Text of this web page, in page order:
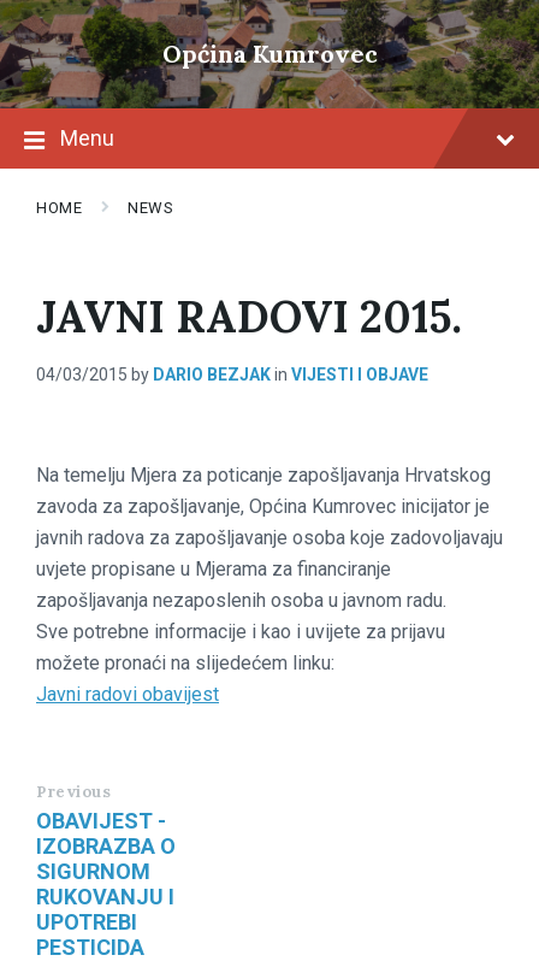
Skip
to
content
Skip
to
main
navigation
Skip
to
footer
Općina Kumrovec
Menu
HOME NEWS
JAVNI RADOVI 2015.
04/03/2015 by DARIO BEZJAKin VIJESTI I OBJAVE
Na temelju Mjera za poticanje zapošljavanja Hrvatskog
zavoda za zapošljavanje, Općina Kumrovec inicijator je
javnih radova za zapošljavanje osoba koje zadovoljavaju
uvjete propisane u Mjerama za financiranje
zapošljavanja nezaposlenih osoba u javnom radu.
Sve potrebne informacije i kao i uvijete za prijavu
možete pronaći na slijedećem linku:
Javni radovi obavijest
Previous
OBAVIJEST -
IZOBRAZBA O
SIGURNOM
RUKOVANJU I
UPOTREBI
PESTICIDA